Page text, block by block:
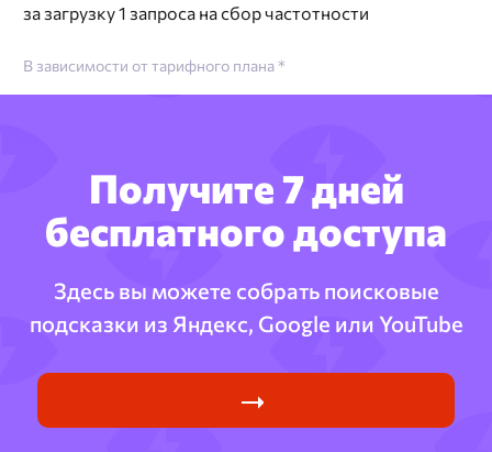
за загрузку 1 запроса на сбор частотности
В зависимости от тарифного плана *
Получите 7 дней
бесплатного доступа
Здесь вы можете собрать поисковые
подсказки из Яндекс, Google или YouTube